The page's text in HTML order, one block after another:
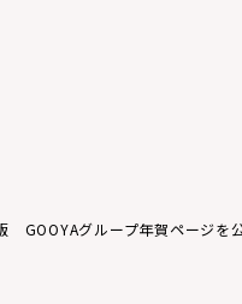
GOOYAグループ年賀ページを公